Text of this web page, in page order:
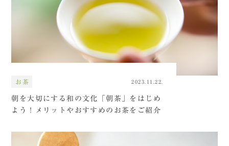
お茶 2023.11.22.
朝を大切にする和の文化「朝茶」をはじめ
よう！メリットやおすすめのお茶をご紹介